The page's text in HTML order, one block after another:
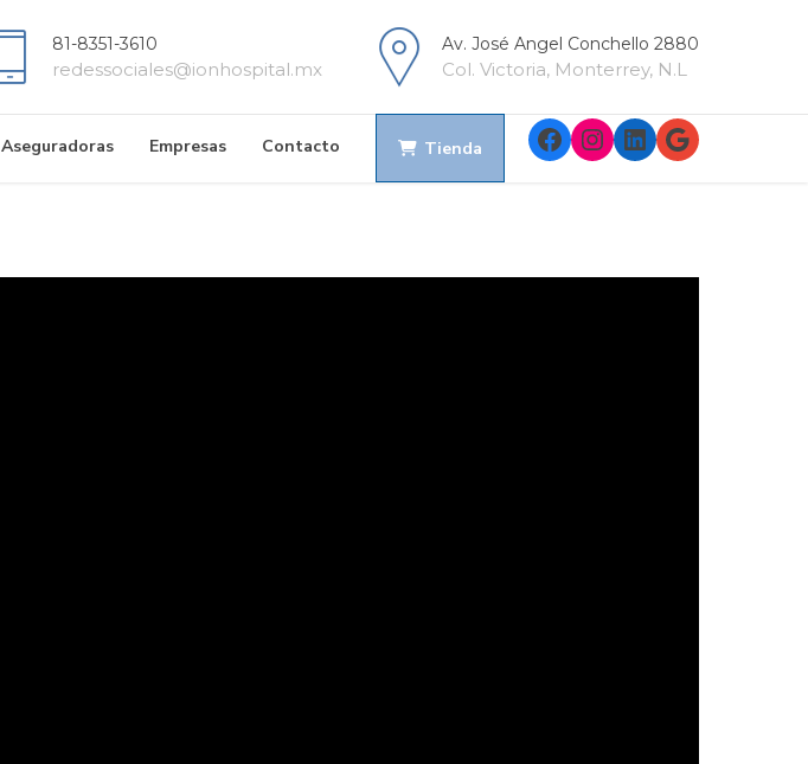
81-8351-3610
redessociales@ionhospital.mx
Av. José Angel Conchello 2880
Col. Victoria, Monterrey, N.L
Facebook
Instagram
LinkedIn
Google
Aseguradoras Empresas Contacto Tienda